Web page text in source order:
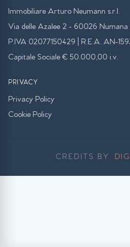
Immobiliare Arturo Neumann s.r.l.
Via delle Azalee 2 - 60026
P.IVA 02077150429 | R.E.A. AN-
Capitale Sociale € 50.000,00 i.v.
PRIVACY
Privacy Policy
Cookie Policy
CREDITS BY